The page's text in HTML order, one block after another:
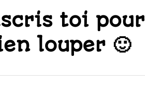
toi pour
louper 🙂